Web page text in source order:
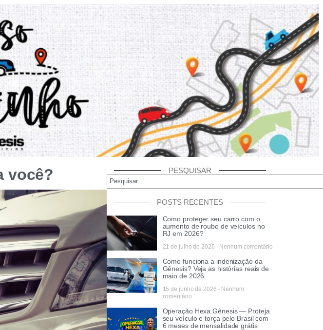
você? PESQUISAR
POSTS RECENTES
Como proteger seu carro com o
aumento de roubo de veículos no
RJ em 2026?
21 de julho de 2026 Nenhum comentário
Como funciona a indenização da
Gênesis? Veja as histórias reais de
maio de 2026
15 de junho de 2026 Nenhum
comentário
Operação Hexa Gênesis — Proteja
seu veículo e torça pelo Brasil com
6 meses de mensalidade grátis